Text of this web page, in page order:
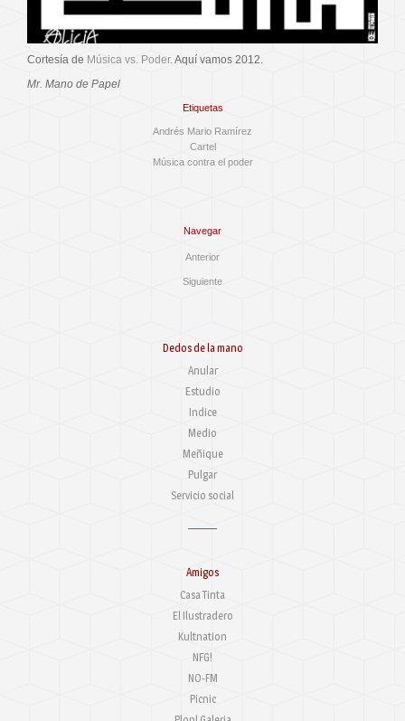
Cortesía de Música vs. Poder. Aquí vamos 2012.
Mr. Mano de Papel
Etiquetas
Andrés Mario Ramírez
Cartel
Música contra el poder
Navegar
Anterior
Siguiente
Dedos de la mano
Anular
Estudio
Indice
Medio
Meñique
Pulgar
Servicio social
Amigos
Casa Tinta
El Ilustradero
Kultnation
NFG!
NO-FM
Picnic